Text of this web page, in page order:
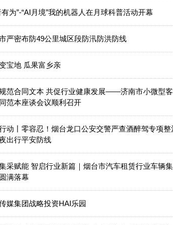
有为”-“AI月境”我的机器人在月球科普活动开幕
严密布防49公里城区段防汛防洪防线
宝地 瓜果富乡亲
范合同文本 共促行业健康发展——济南市小微型
范本座谈会议顺利召开
动丨零容忍！烟台龙口公安交警严查酒醉驾专项整
出行平安防线
采赋能 智启行业新篇｜烟台市汽车租赁行业车辆
满落幕
媒集团战略投资HAI乐园